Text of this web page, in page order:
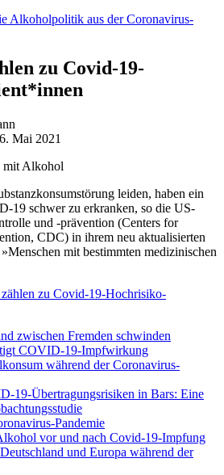
Alkoholpolitik aus der Coronavirus-
zu Covid-19-
Mai 2021
leiden, haben ein
19 schwer zu erkranken, so die US-
und ‑prävention (Centers for
CDC) in ihrem neu aktualisierten
mit bestimmten medizinischen
zu Covid-19-Hochrisiko-
zwischen Fremden schwinden
COVID-19-Impfwirkung
während der Coronavirus-
19-Über­tragungs­risiken in Bars: Eine
Pandemie
vor und nach Covid-19-Impfung
und Europa während der